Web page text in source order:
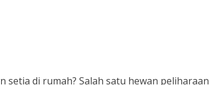
di rumah? Salah satu hewan peliharaan